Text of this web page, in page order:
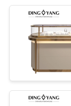
PRIVACY
POLICY